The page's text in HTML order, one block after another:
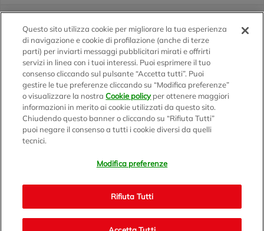
Logo Bennet
Seguici sui nostri canali
Scarica l'app
Sede Amministrativa e Commerciale: Via Enzo Ratti, 2 - 22070
Monza Brianza e Lodi 07071700152 - REA MI 1137002 -
Questo sito utilizza cookie per migliorare la tua esperienza
di navigazione e cookie di profilazione (anche di terze
parti) per inviarti messaggi pubblicitari mirati e offrirti
servizi in linea con i tuoi interessi. Puoi esprimere il tuo
consenso cliccando sul pulsante “Accetta tutti”. Puoi
gestire le tue preferenze cliccando su “Modifica preferenze”
o visualizzare la nostraCookie policyper ottenere maggiori
informazioni in merito ai cookie utilizzati da questo sito.
Chiudendo questo banner o cliccando su “Rifiuta Tutti”
puoi negare il consenso a tutti i cookie diversi da quelli
tecnici.
Modifica preferenze
Rifiuta Tutti